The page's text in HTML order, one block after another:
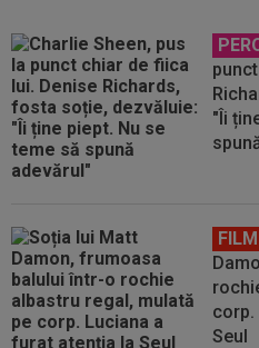
"Îi
corp.
Seul